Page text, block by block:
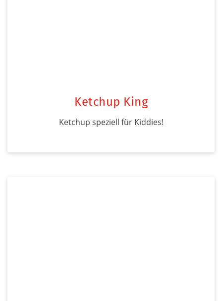
Ketchup King
Ketchup speziell für Kiddies!